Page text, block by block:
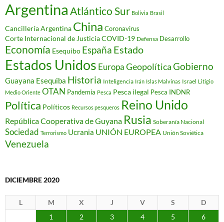
Argentina Atlántico Sur Bolivia Brasil
Cancillería Argentina China Coronavirus
Corte Internacional de JusticiaCOVID-19 Defensa Desarrollo
Economía Esequibo España Estado
Estados Unidos EuropaGeopolíticaGobierno
Guayana Esequiba Historia Inteligencia Irán Islas Malvinas Israel Litigio
Medio Oriente OTAN Pandemia Pesca Pesca ilegal Pesca INDNR
Política Políticos Recursos pesqueros Reino Unido
República Cooperativa de Guyana Rusia Soberanía Nacional
Sociedad Terrorismo Ucrania UNIÓN EUROPEA Unión Soviética
Venezuela
DICIEMBRE 2020
L M X J V S
D
1
2 3 4 5
6